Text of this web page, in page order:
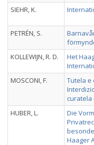
SIEHR, K.
PETRÉN, S.
KOLLEWIJN, R. D.
Het
MOSCONI, F.
Tutela e
curatela
HUBER, L.
Die
Haager